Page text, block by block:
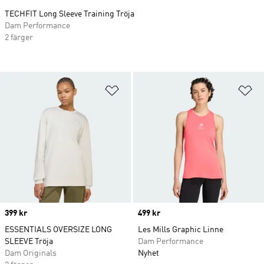
Lägg till på önskelistan
Price
399 kr
ESSENTIALS OVERSIZE LONG
SLEEVE Tröja
Dam Originals
Price
499 kr
Les Mills Graphic Linne
Dam Performance
Nyhet
TECHFIT Long Sleeve Training Tröja
Dam Performance
2 färger